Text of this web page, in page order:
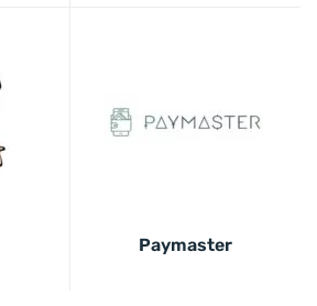
Paymaster